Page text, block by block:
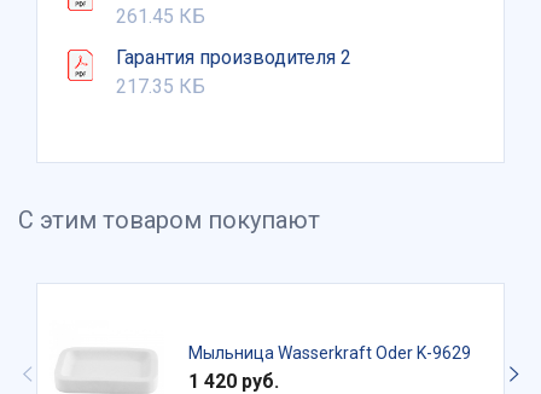
261.45 КБ
Гарантия производителя 2
217.35 КБ
С этим товаром покупают
Мыльница Wasserkraft Oder K-9629
1 420 руб.